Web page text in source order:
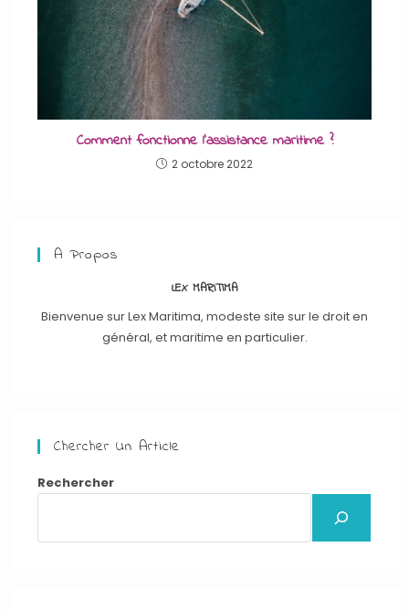
Comment fonctionne l’assistance maritime ?
2 octobre 2022
A Propos
LEX MARITIMA
Bienvenue sur Lex Maritima, modeste site sur le droit en
général, et maritime en particulier.
Chercher Un Article
Rechercher